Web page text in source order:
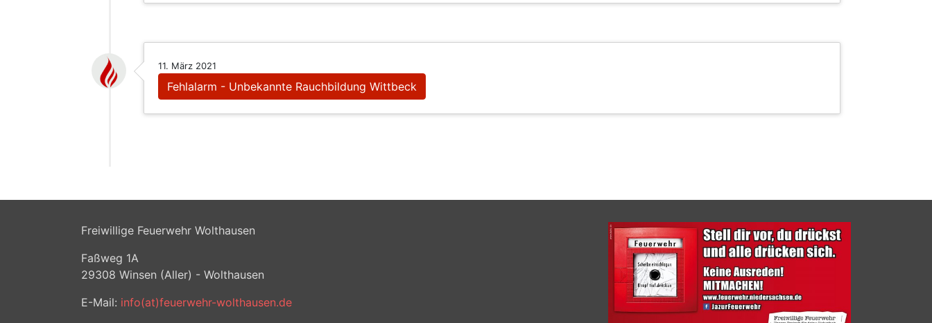
11. März 2021
Fehlalarm - Unbekannte Rauchbildung Wittbeck
Freiwillige Feuerwehr Wolthausen
Faßweg 1A
29308 Winsen (Aller) - Wolthausen
E-Mail: info(at)feuerwehr-wolthausen.de